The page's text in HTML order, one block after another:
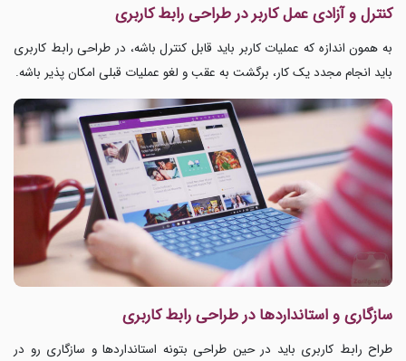
کنترل و آزادی عمل کاربر در طراحی رابط کاربری
به همون اندازه که عملیات کاربر باید قابل کنترل باشه، در طراحی رابط کاربری
باید انجام مجدد یک کار، برگشت به عقب و لغو عملیات قبلی امکان پذیر باشه.
سازگاری و استانداردها در طراحی رابط کاربری
طراح رابط کاربری باید در حین طراحی بتونه استانداردها و سازگاری رو در